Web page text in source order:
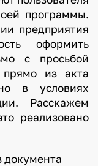
программы.
предприятия
оформить
с просьбой
прямо из акта
в условиях
Расскажем
реализовано
документа